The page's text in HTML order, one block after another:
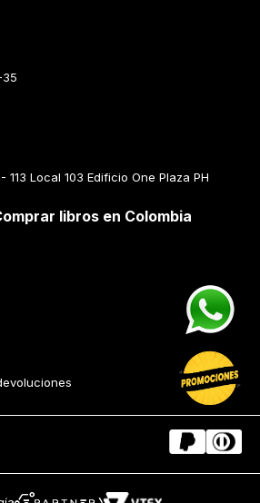
Local 103 Edificio One Plaza PH
libros en Colombia